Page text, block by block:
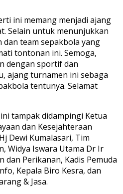
ini memang menjadi ajang
Selain untuk menunjukkan
team sepakbola yang
tontonan ini. Semoga,
dengan sportif dan
ajang turnamen ini sebaga
tentunya. Selamat
tampak didampingi Ketua
dan Kesejahteraan
Dewi Kumalasari, Tim
Widya Iswara Utama Dr Ir
dan Perikanan, Kadis Pemuda
Kepala Biro Kesra, dan
& Jasa.